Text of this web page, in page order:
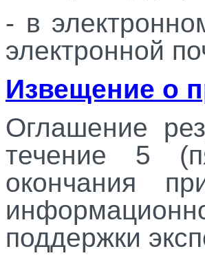
- в
электронной
Извещение о
Оглашение
течение 5
окончания
поддержки